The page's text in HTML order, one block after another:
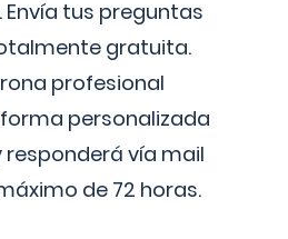
tus preguntas
gratuita.
profesional
personalizada
vía mail
de 72 horas.